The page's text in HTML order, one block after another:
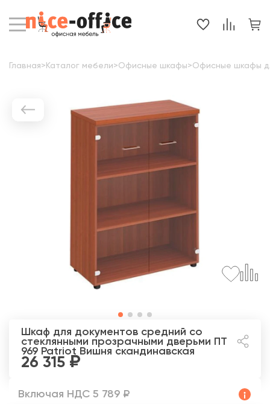
Главная> Каталог мебели>Офисные шкафы>Офисные шкафы
Шкаф для документов средний со
стеклянными прозрачными дверьми ПТ
969 Patriot Вишня скандинавская
26 315
Включая НДС 5 789 ₽